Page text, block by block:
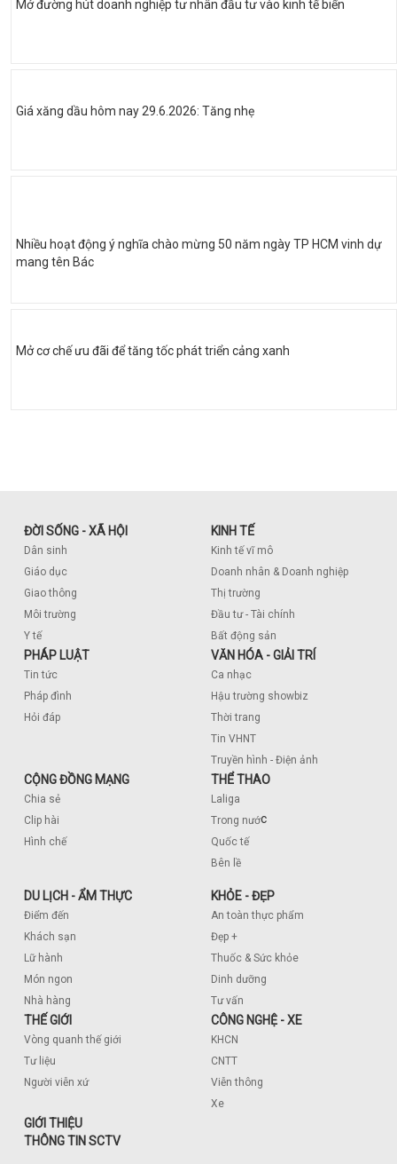
Mở đường hút doanh nghiệp tư nhân đầu tư vào kinh tế biển
Giá xăng dầu hôm nay 29.6.2026: Tăng nhẹ
Nhiều hoạt động ý nghĩa chào mừng 50 năm ngày TP HCM vinh dự
mang tên Bác
Mở cơ chế ưu đãi để tăng tốc phát triển cảng xanh
ĐỜI SỐNG - XÃ HỘI
Dân sinh
Giáo dục
Giao thông
Môi trường
Y tế
KINH TẾ
Kinh tế vĩ mô
Doanh nhân & Doanh nghiệp
Thị trường
Đầu tư - Tài chính
Bất động sản
PHÁP LUẬT
Tin tức
Pháp đình
Hỏi đáp
VĂN HÓA - GIẢI TRÍ
Ca nhạc
Hậu trường showbiz
Thời trang
Tin VHNT
Truyền hình - Điện ảnh
CỘNG ĐỒNG MẠNG
Chia sẻ
Clip hài
Hình chế
THỂ THAO
Laliga
Trong nước
Quốc tế
Bên lề
DU LỊCH - ẨM THỰC
Điểm đến
Khách sạn
Lữ hành
Món ngon
Nhà hàng
KHỎE - ĐẸP
An toàn thực phẩm
Đẹp +
Thuốc & Sức khỏe
Dinh dưỡng
Tư vấn
THẾ GIỚI
Vòng quanh thế giới
Tư liệu
Người viễn xứ
CÔNG NGHỆ - XE
KHCN
CNTT
Viễn thông
Xe
GIỚI THIỆU
THÔNG TIN SCTV